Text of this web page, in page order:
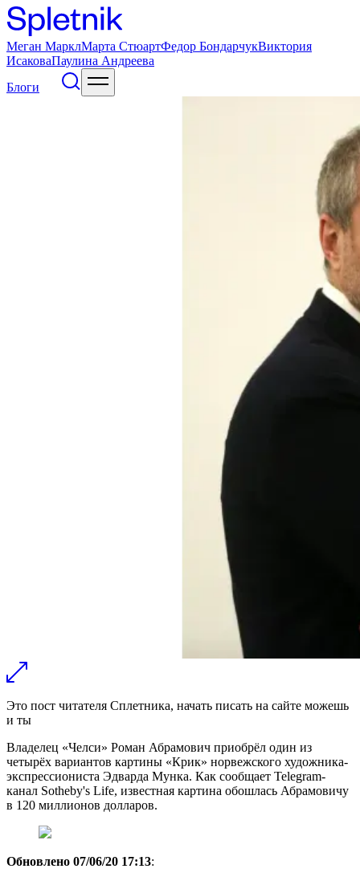
Меган МарклМарта СтюартФедор БондарчукВиктория
ИсаковаПаулина Андреева
Блоги
Это пост читателя Сплетника, начать писать на сайте можешь
и ты
Владелец «Челси» Роман Абрамович приобрёл один из
четырёх вариантов картины «Крик» норвежского художника-
экспрессиониста Эдварда Мунка. Как сообщает Telegram-
канал Sotheby's Life, известная картина обошлась Абрамовичу
в 120 миллионов долларов.
Обновлено 07/06/20 17:13: